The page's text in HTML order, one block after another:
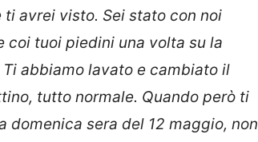
avrei visto. Sei stato con noi
coi tuoi piedini una volta su la
abbiamo lavato e cambiato il
tutto normale. Quando però ti
sera del 12 maggio, non